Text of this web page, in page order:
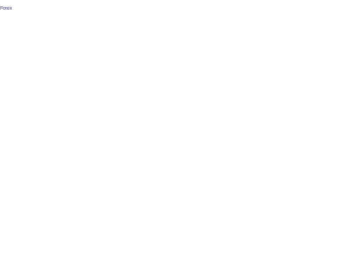
Forex